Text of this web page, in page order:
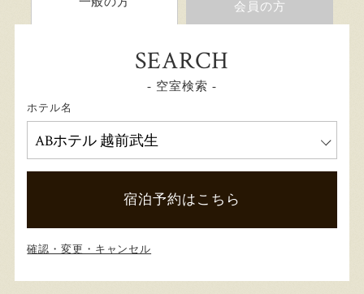
会員の方
SEARCH
- 空室検索 -
ホテル名
宿泊予約はこちら
確認・変更・キャンセル